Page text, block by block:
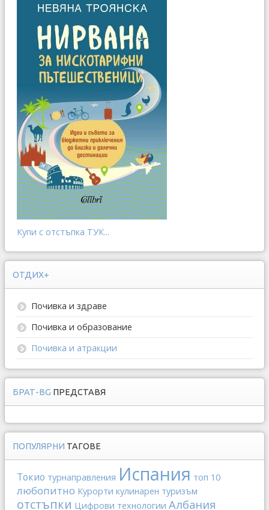
Купи с отстъпка ТУК...
ОТДИХ+
Почивка и здраве
Почивка и образование
Почивка и атракции
БРАТ-BG ПРЕДСТАВЯ
ПОПУЛЯРНИ ТАГОВЕ
Токио турнаправления Испания топ 10
любопитно Курорти кулинарен туризъм
отстъпки Цифрови технологии Албания